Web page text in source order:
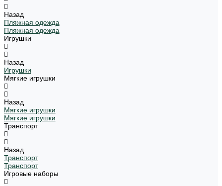
Назад
Пляжная одежда
Пляжная одежда
Игрушки
Назад
Игрушки
Мягкие игрушки
Назад
Мягкие игрушки
Мягкие игрушки
Транспорт
Назад
Транспорт
Транспорт
Игровые наборы